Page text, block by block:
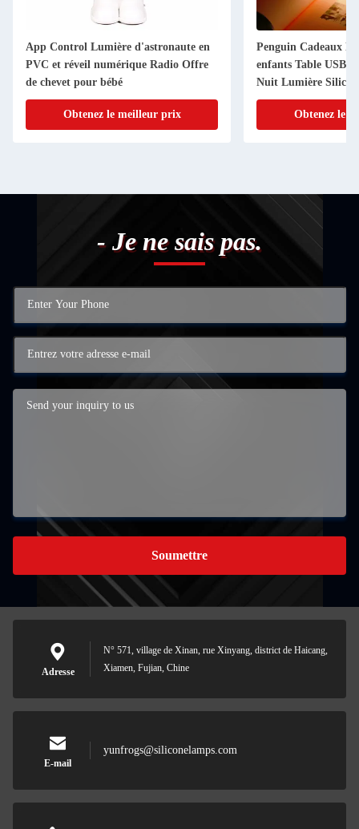
App Control Lumière d'astronaute en
PVC et réveil numérique Radio Offre
de chevet pour bébé
Obtenez le meilleur prix
Penguin Cadeaux
enfants Table USB
Nuit Lumière
Obtenez le
- Je ne sais pas.
Soumettre
Adresse
N° 571, village de Xinan, rue Xinyang, district de Haicang,
Xiamen, Fujian, Chine
E-mail
yunfrogs@siliconelamps.com